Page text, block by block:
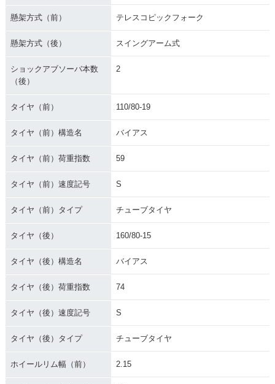
懸架方式（前） テレスコピックフォーク
懸架方式（後） スイングアーム式
ショックアブソーバ本数
（後）
2
タイヤ（前） 110/80-19
タイヤ（前）構造名 バイアス
タイヤ（前）荷重指数 59
タイヤ（前）速度記号 S
タイヤ（前）タイプ チューブタイヤ
タイヤ（後） 160/80-15
タイヤ（後）構造名 バイアス
タイヤ（後）荷重指数 74
タイヤ（後）速度記号 S
タイヤ（後）タイプ チューブタイヤ
ホイールリム幅（前） 2.15